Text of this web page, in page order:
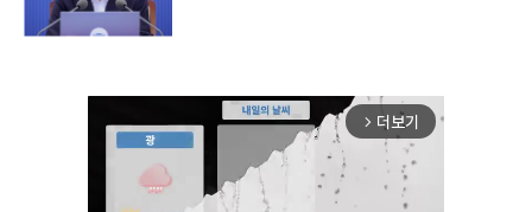
arrow_forward_ios 더보기